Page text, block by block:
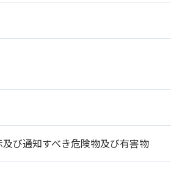
び通知すべき危険物及び有害物